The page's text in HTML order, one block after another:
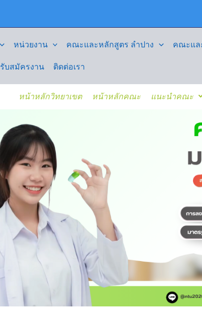
หน่วยงาน คณะและหลักสูตร ลำปาง คณะแล
รับสมัครงาน ติดต่อเรา
หน้าหลักวิทยาเขต หน้าหลักคณะ แนะนำคณะ